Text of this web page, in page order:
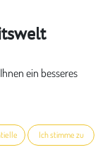
Eberle
die Inklusion gibt
ein besseres
Ich stimme zu